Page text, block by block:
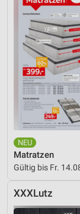
Matratzen
Gültig bis Fr.
XXXLutz
Performance
Funktional
Werbung